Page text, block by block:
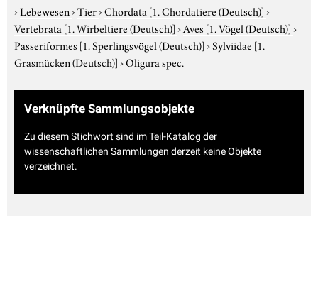
›Lebewesen›Tier›Chordata [1. Chordatiere (Deutsch)]›
Vertebrata [1. Wirbeltiere (Deutsch)]›Aves [1. Vögel (Deutsch)]›
Passeriformes [1. Sperlingsvögel (Deutsch)]›Sylviidae [1.
Grasmücken (Deutsch)]›Oligura spec.
Verknüpfte Sammlungsobjekte
Zu diesem Stichwort sind im Teil-Katalog der
wissenschaftlichen Sammlungen derzeit keine Objekte
verzeichnet.